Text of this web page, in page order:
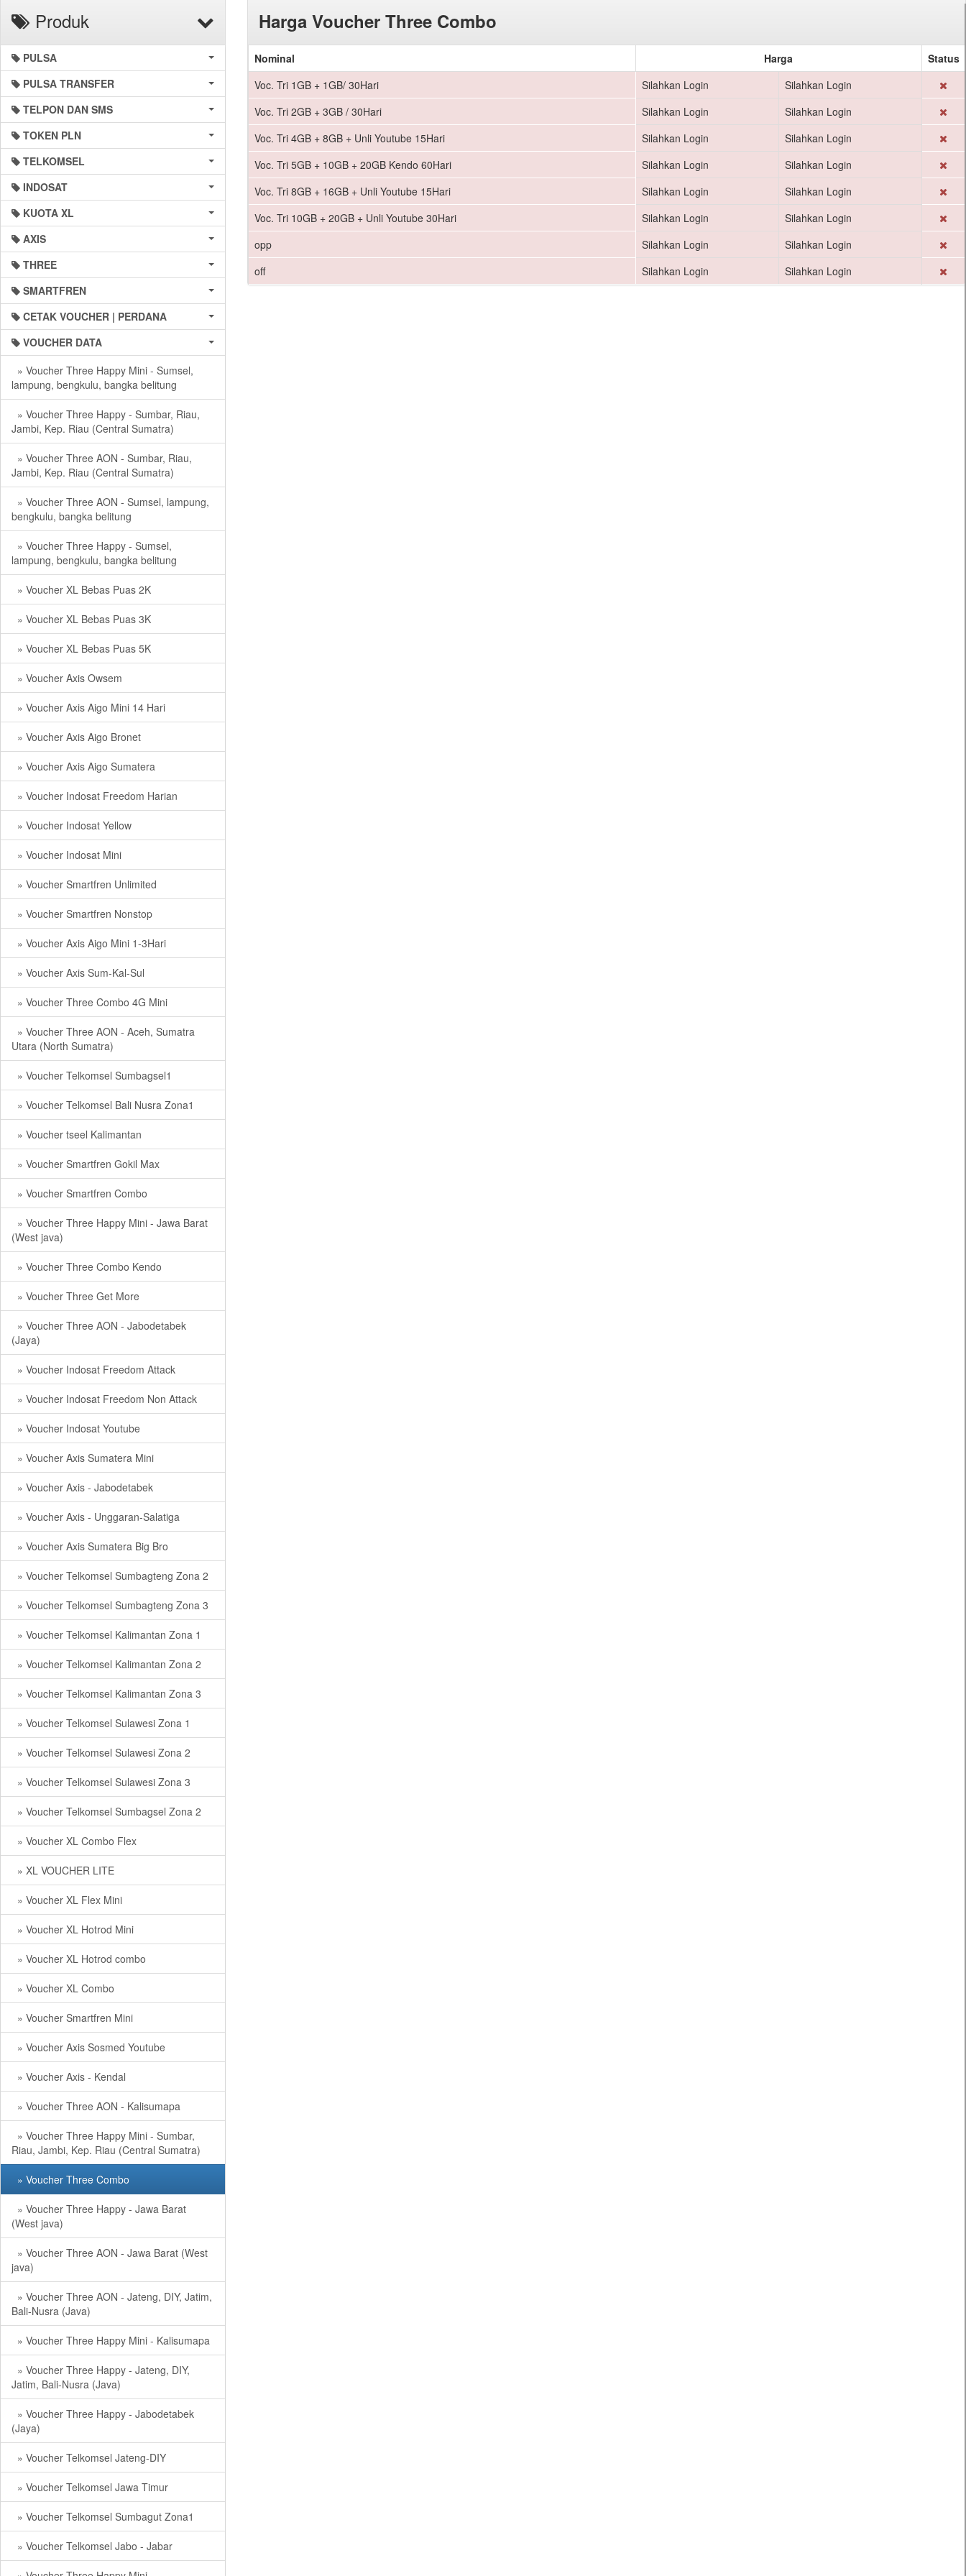
Produk
PULSA
PULSA TRANSFER
TELPON DAN SMS
TOKEN PLN
TELKOMSEL
INDOSAT
KUOTA XL
AXIS
THREE
SMARTFREN
CETAK VOUCHER | PERDANA
VOUCHER DATA
» Voucher Three Happy Mini - Sumsel,
lampung, bengkulu, bangka belitung
» Voucher Three Happy - Sumbar, Riau,
Jambi, Kep. Riau (Central Sumatra)
» Voucher Three AON - Sumbar, Riau,
Jambi, Kep. Riau (Central Sumatra)
» Voucher Three AON - Sumsel, lampung,
bengkulu, bangka belitung
» Voucher Three Happy - Sumsel,
lampung, bengkulu, bangka belitung
» Voucher XL Bebas Puas 2K
» Voucher XL Bebas Puas 3K
» Voucher XL Bebas Puas 5K
» Voucher Axis Owsem
» Voucher Axis Aigo Mini 14 Hari
» Voucher Axis Aigo Bronet
» Voucher Axis Aigo Sumatera
» Voucher Indosat Freedom Harian
» Voucher Indosat Yellow
» Voucher Indosat Mini
» Voucher Smartfren Unlimited
» Voucher Smartfren Nonstop
» Voucher Axis Aigo Mini 1-3Hari
» Voucher Axis Sum-Kal-Sul
» Voucher Three Combo 4G Mini
» Voucher Three AON - Aceh, Sumatra
Utara (North Sumatra)
» Voucher Telkomsel Sumbagsel1
» Voucher Telkomsel Bali Nusra Zona1
» Voucher tseel Kalimantan
» Voucher Smartfren Gokil Max
» Voucher Smartfren Combo
» Voucher Three Happy Mini - Jawa Barat
(West java)
» Voucher Three Combo Kendo
» Voucher Three Get More
» Voucher Three AON - Jabodetabek
(Jaya)
» Voucher Indosat Freedom Attack
» Voucher Indosat Freedom Non Attack
» Voucher Indosat Youtube
» Voucher Axis Sumatera Mini
» Voucher Axis - Jabodetabek
» Voucher Axis - Unggaran-Salatiga
» Voucher Axis Sumatera Big Bro
» Voucher Telkomsel Sumbagteng Zona 2
» Voucher Telkomsel Sumbagteng Zona 3
» Voucher Telkomsel Kalimantan Zona 1
» Voucher Telkomsel Kalimantan Zona 2
» Voucher Telkomsel Kalimantan Zona 3
» Voucher Telkomsel Sulawesi Zona 1
» Voucher Telkomsel Sulawesi Zona 2
» Voucher Telkomsel Sulawesi Zona 3
» Voucher Telkomsel Sumbagsel Zona 2
» Voucher XL Combo Flex
» XL VOUCHER LITE
» Voucher XL Flex Mini
» Voucher XL Hotrod Mini
» Voucher XL Hotrod combo
» Voucher XL Combo
» Voucher Smartfren Mini
» Voucher Axis Sosmed Youtube
» Voucher Axis - Kendal
» Voucher Three AON - Kalisumapa
» Voucher Three Happy Mini - Sumbar,
Riau, Jambi, Kep. Riau (Central Sumatra)
» Voucher Three Combo
» Voucher Three Happy - Jawa Barat
(West java)
» Voucher Three AON - Jawa Barat (West
java)
» Voucher Three AON - Jateng, DIY, Jatim,
Bali-Nusra (Java)
» Voucher Three Happy Mini - Kalisumapa
» Voucher Three Happy - Jateng, DIY,
Jatim, Bali-Nusra (Java)
» Voucher Three Happy - Jabodetabek
(Jaya)
» Voucher Telkomsel Jateng-DIY
» Voucher Telkomsel Jawa Timur
» Voucher Telkomsel Sumbagut Zona1
» Voucher Telkomsel Jabo - Jabar
Harga Voucher Three Combo
Nominal Harga
Status
Voc. Tri 1GB + 1GB/ 30Hari
Silahkan Login
Silahkan Login
Voc. Tri 2GB + 3GB / 30Hari
Silahkan Login
Silahkan Login
Voc. Tri 4GB + 8GB + Unli Youtube 15Hari
Silahkan Login
Silahkan Login
Voc. Tri 5GB + 10GB + 20GB Kendo 60Hari
Silahkan Login
Silahkan Login
Voc. Tri 8GB + 16GB + Unli Youtube 15Hari
Silahkan Login
Silahkan Login
Voc. Tri 10GB + 20GB + Unli Youtube 30Hari
Silahkan Login
Silahkan Login
opp
Silahkan Login
Silahkan Login
off
Silahkan Login Silahkan Login